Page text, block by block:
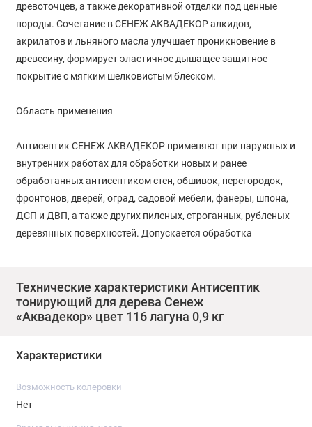
древоточцев, а также декоративной отделки под ценные
породы. Сочетание в СЕНЕЖ АКВАДЕКОР алкидов,
акрилатов и льняного масла улучшает проникновение в
древесину, формирует эластичное дышащее защитное
покрытие с мягким шелковистым блеском.
Область применения
Антисептик СЕНЕЖ АКВАДЕКОР применяют при наружных и
внутренних работах для обработки новых и ранее
обработанных антисептиком стен, обшивок, перегородок,
фронтонов, дверей, оград, садовой мебели, фанеры, шпона,
ДСП и ДВП, а также других пиленых, строганных, рубленых
деревянных поверхностей. Допускается обработка
Ключевые преимущества
Новая усиленная х2 формула для сложных природно-
Сочетание в одном составе алкидов, акрилатов и
Формирует яркие насыщенные оттенки уже при малых
Технические характеристики Антисептик
тонирующий для дерева Сенеж
«Аквадекор» цвет 116 лагуна 0,9 кг
Характеристики
Возможность колеровки
Нет